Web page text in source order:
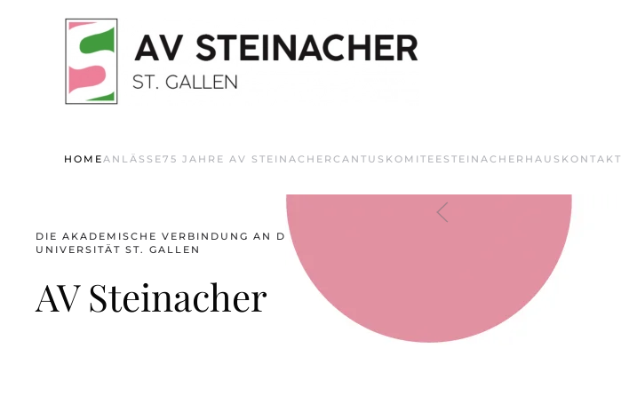
Skip to main content
HOMEANLÄSSE75 JAHRE AV STEINACHER CANTUS KOMITEE STEINACHERHAUS KONTAKT
DIE AKADEMISCHE VERBINDUNG AN DER
UNIVERSITÄT ST. GALLEN
AV Steinacher